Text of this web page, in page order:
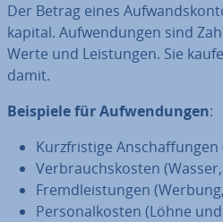
Der Betrag eines
ka­pi­tal. Auf­wen­dun­gen sind
Werte und Leis­tun­gen. Sie
damit.
Beispiele für Auf­wen­dun­gen:
Kurz­fris­ti­ge
Ver­brauchs­kos­ten
Fremd­leis­tun­gen
Per­so­nal­kos­ten (Löhne